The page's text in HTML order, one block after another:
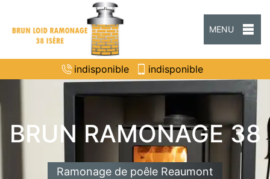
MENU
indisponible indisponible
BRUN RAMONAGE 38
Ramonage de poêle Reaumont